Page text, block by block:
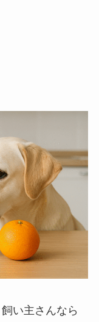
い主さんなら